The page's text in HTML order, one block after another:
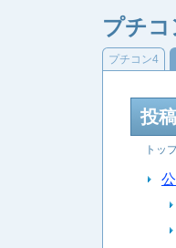
プチ
プチコン4
投
トッ